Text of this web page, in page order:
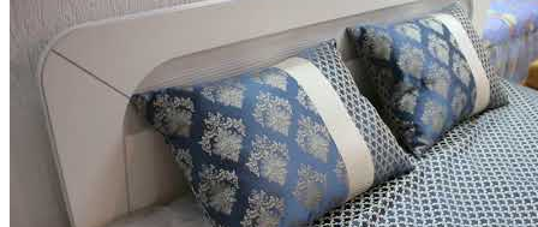
Стулья
Стулья барные и столы барные
Сундуки
Табуреты
Шкафы для посуды
Шкаф 1-но створчатый для посуды
Шкаф 2-х створчатый для посуды
Шкаф 3-х створчатый для посуды
Шкаф 4-х створчатый для посуды
Шкаф угловой для посуды